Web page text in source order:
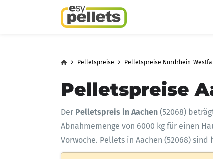
Pelletspreise Pelletspreise Nordrhein-
Pelletspreise
Der Pelletspreis in Aachen (52068)
Abnahmemenge von 6000 kg für einen
Vorwoche. Pellets in Aachen (52068)